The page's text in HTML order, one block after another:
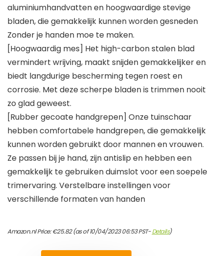
aluminiumhandvatten en hoogwaardige stevige
bladen, die gemakkelijk kunnen worden gesneden
Zonder je handen moe te maken.
[Hoogwaardig mes] Het high-carbon stalen blad
vermindert wrijving, maakt snijden gemakkelijker en
biedt langdurige bescherming tegen roest en
corrosie. Met deze scherpe bladen is trimmen nooit
zo glad geweest.
[Rubber gecoate handgrepen] Onze tuinschaar
hebben comfortabele handgrepen, die gemakkelijk
kunnen worden gebruikt door mannen en vrouwen.
Ze passen bij je hand, zijn antislip en hebben een
gemakkelijk te gebruiken duimslot voor een soepele
trimervaring. Verstelbare instellingen voor
verschillende formaten van handen
Amazon.nl Price:€25.82(as of 10/04/2023 06:53 PST-Details)